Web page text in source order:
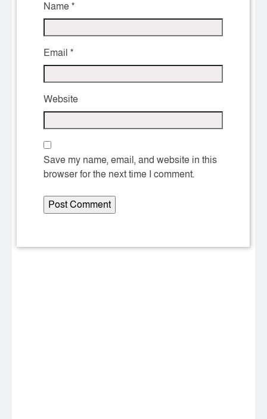
Name*
Email *
Website
Save my name, email, and website in this
browser for the next time I comment.